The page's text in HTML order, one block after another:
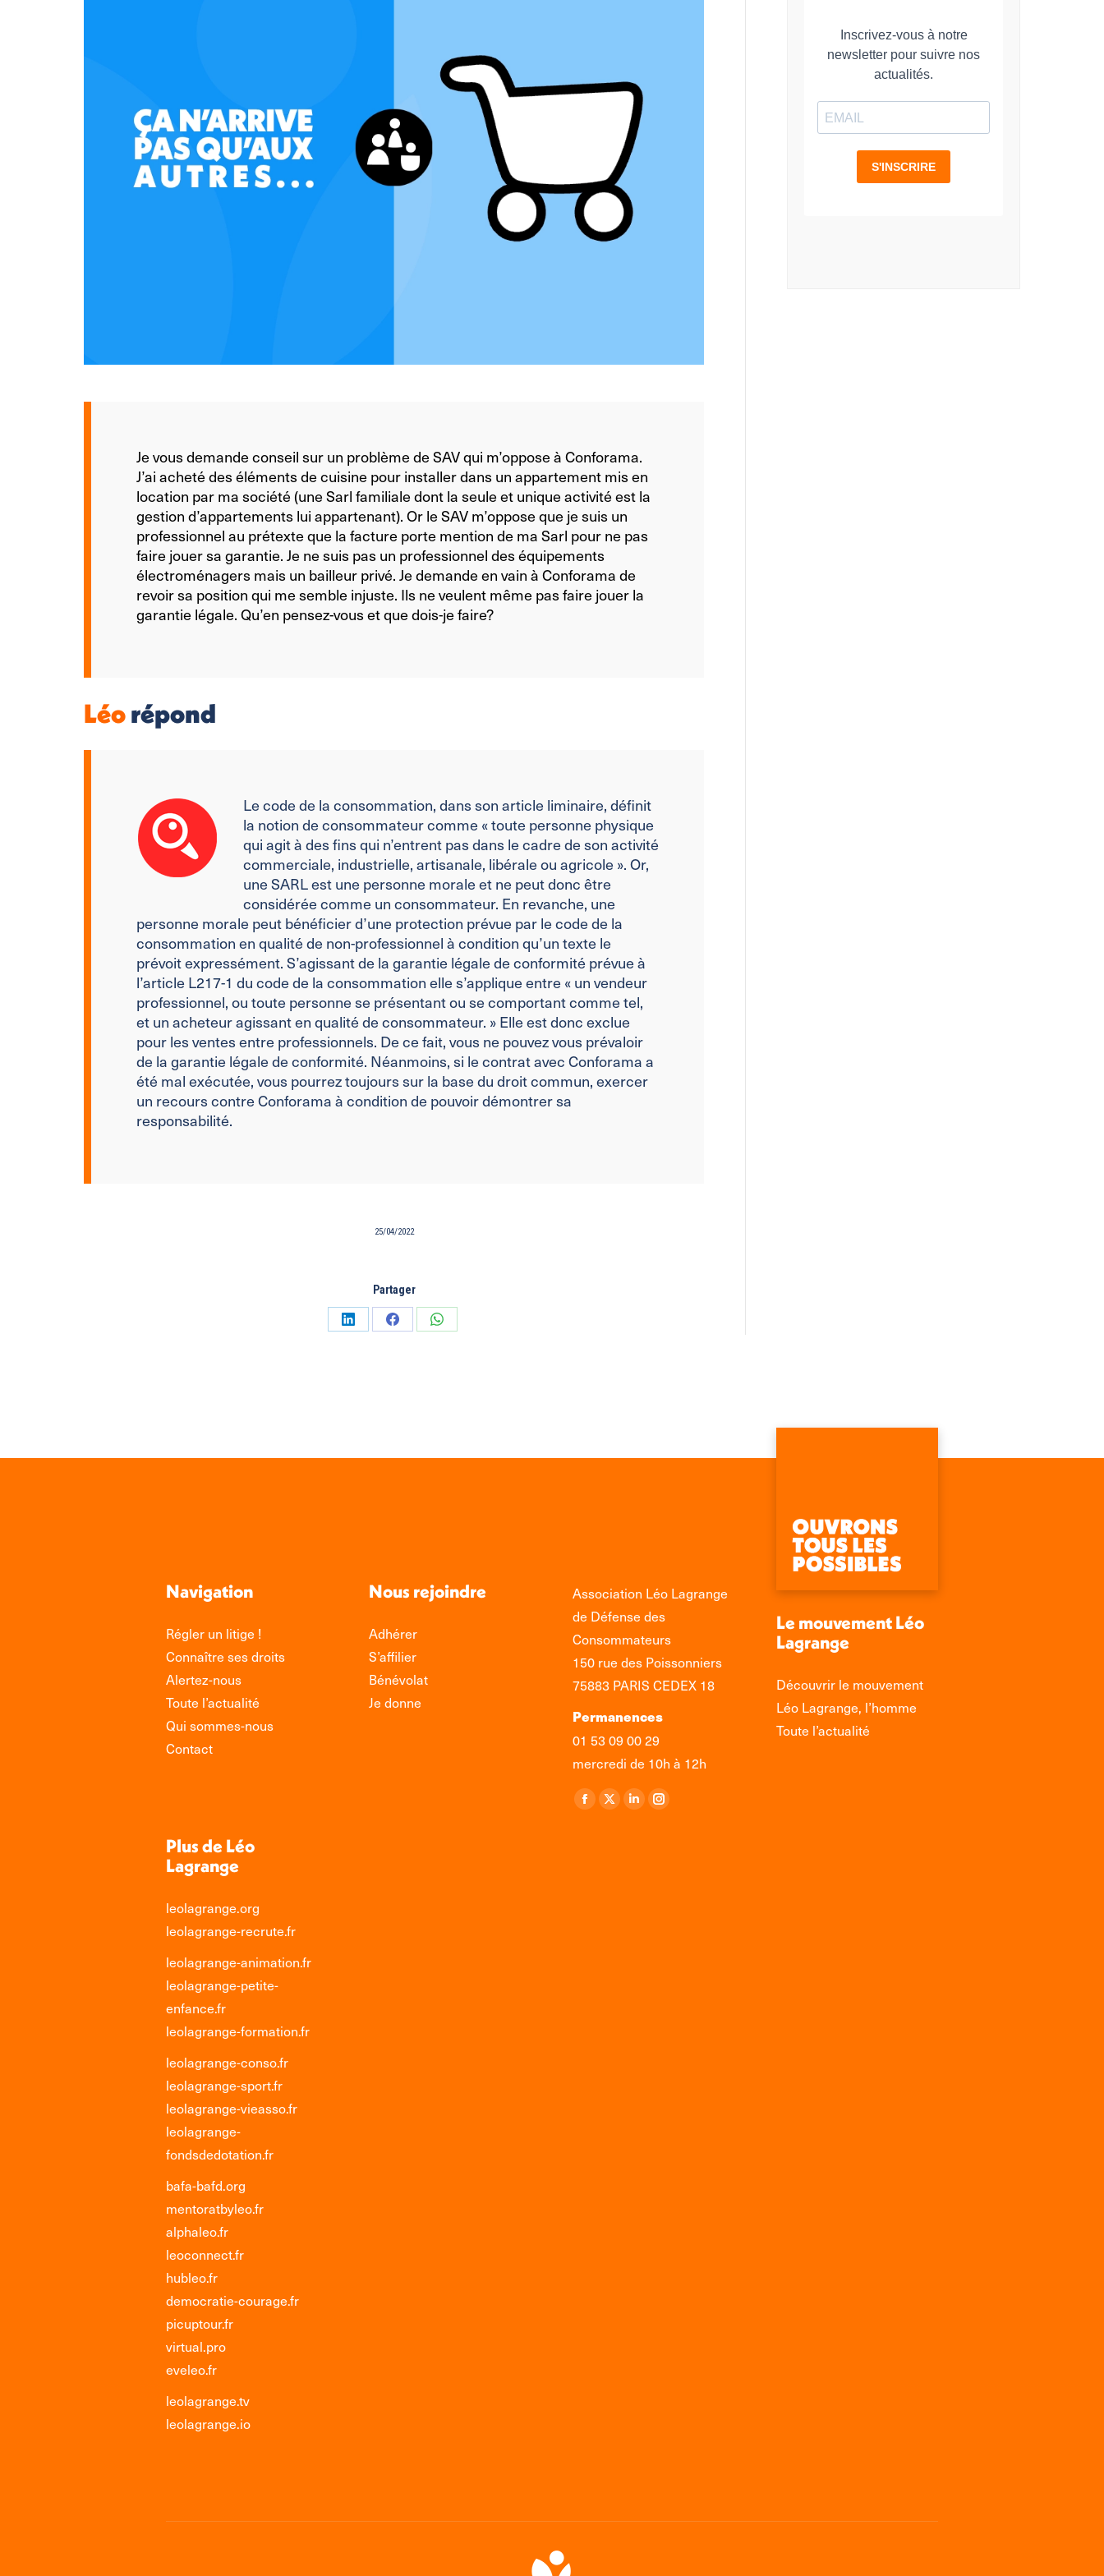
Je vous demande conseil sur un problème de SAV qui m’oppose à Conforama.
J’ai acheté des éléments de cuisine pour installer dans un appartement mis en
location par ma société (une Sarl familiale dont la seule et unique activité est la
gestion d’appartements lui appartenant). Or le SAV m’oppose que je suis un
professionnel au prétexte que la facture porte mention de ma Sarl pour ne pas
faire jouer sa garantie. Je ne suis pas un professionnel des équipements
électroménagers mais un bailleur privé. Je demande en vain à Conforama de
revoir sa position qui me semble injuste. Ils ne veulent même pas faire jouer la
garantie légale. Qu’en pensez-vous et que dois-je faire?
Léorépond
Le code de la consommation, dans son article liminaire, définit
la notion de consommateur comme « toute personne physique
qui agit à des fins qui n’entrent pas dans le cadre de son activité
commerciale, industrielle, artisanale, libérale ou agricole ». Or,
une SARL est une personne morale et ne peut donc être
considérée comme un consommateur. En revanche, une
personne morale peut bénéficier d’une protection prévue par le code de la
consommation en qualité de non-professionnel à condition qu’un texte le
prévoit expressément. S’agissant de la garantie légale de conformité prévue à
l’article L217-1 du code de la consommation elle s’applique entre « un vendeur
professionnel, ou toute personne se présentant ou se comportant comme tel,
et un acheteur agissant en qualité de consommateur. » Elle est donc exclue
pour les ventes entre professionnels. De ce fait, vous ne pouvez vous prévaloir
de la garantie légale de conformité. Néanmoins, si le contrat avec Conforama a
été mal exécutée, vous pourrez toujours sur la base du droit commun, exercer
un recours contre Conforama à condition de pouvoir démontrer sa
responsabilité.
25/04/2022
Partager
PartagerPartagerPartager
Navigation
Régler un litige !
Connaître ses droits
Alertez-nous
Toute l’actualité
Qui sommes-nous
Contact
Nous rejoindre
Adhérer
S’affilier
Bénévolat
Je donne
Association Léo Lagrange
de Défense des
Consommateurs
150 rue des Poissonniers
75883 PARIS CEDEX 18
Permanences
01 53 09 00 29
mercredi de 10h à 12h
Retrouvez-nous sur :
La
La
La
La
Le mouvement Léo
Lagrange
Découvrir le mouvement
Léo Lagrange, l’homme
Toute l’actualité
Plus de Léo
Lagrange
leolagrange.org
leolagrange-recrute.fr
leolagrange-animation.fr
leolagrange-petite-
enfance.fr
leolagrange-formation.fr
leolagrange-conso.fr
leolagrange-sport.fr
leolagrange-vieasso.fr
leolagrange-
fondsdedotation.fr
bafa-bafd.org
mentoratbyleo.fr
alphaleo.fr
leoconnect.fr
hubleo.fr
democratie-courage.fr
picuptour.fr
virtual.pro
eveleo.fr
leolagrange.tv
leolagrange.io